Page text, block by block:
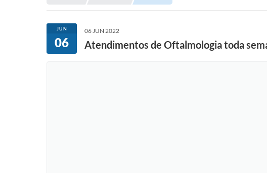
JUN
06
06 JUN 2022
Atendimentos de Oftalmologia toda